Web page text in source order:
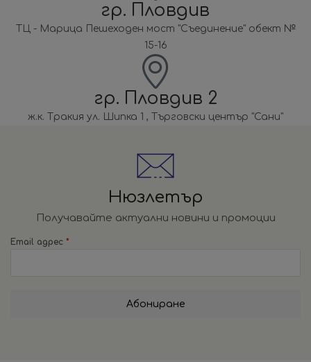
гр. Пловдив
ТЦ - Марица Пешеходен мост "Съединение" обект №
15-16
гр. Пловдив 2
ж.к. Тракия ул. Шипка 1 , Търговски център "Сани"
Нюзлетър
Получавайте актуални новини и промоции
Email адрес *
Абониране